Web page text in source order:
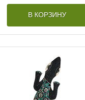
В КОРЗИНУ